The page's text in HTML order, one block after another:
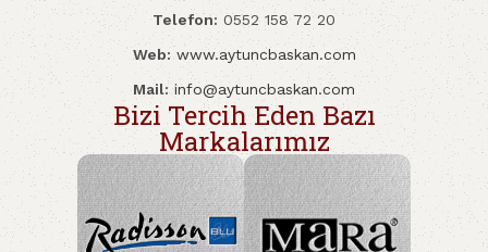
Telefon: 0552 158 72 20
Web: www.aytuncbaskan.com
Mail: info@aytuncbaskan.com
Bizi Tercih Eden Bazı
Markalarımız